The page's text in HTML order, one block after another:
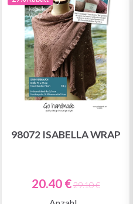
98072 ISABELLA WRAP
20.40 €29.10 €